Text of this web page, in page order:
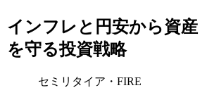
インフレと円安から資産
を守る投資戦略
セミリタイア・FIRE